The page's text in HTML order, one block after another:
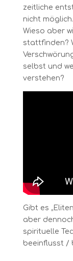
zeitliche
nicht möglich.
Wieso aber
stattfinden?
selbst und
verstehen?
Gibt es
aber
spirituelle
beeinflusst /